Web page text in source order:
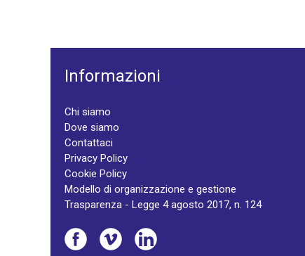
Informazioni
Chi siamo
Dove siamo
Contattaci
Privacy Policy
Cookie Policy
Modello di organizzazione e gestione
Trasparenza - Legge 4 agosto 2017, n. 124